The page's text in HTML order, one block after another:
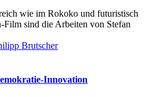
wie im Rokoko und futuristisch
Film sind die Arbeiten von Stefan
Innovation